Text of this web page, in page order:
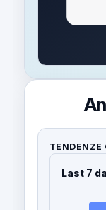
TENDENZE
Last 7